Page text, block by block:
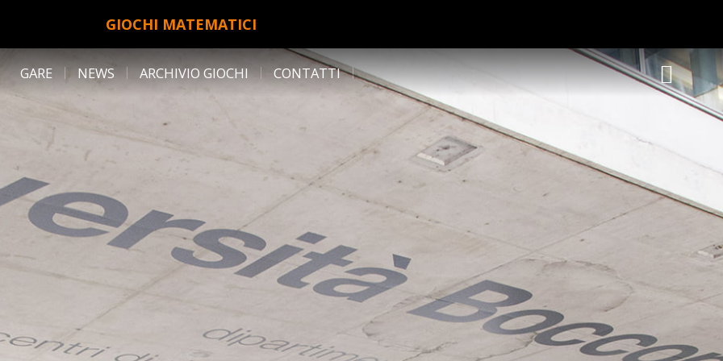
GIOCHI MATEMATICI
GARE NEWS ARCHIVIO GIOCHI CONTATTI